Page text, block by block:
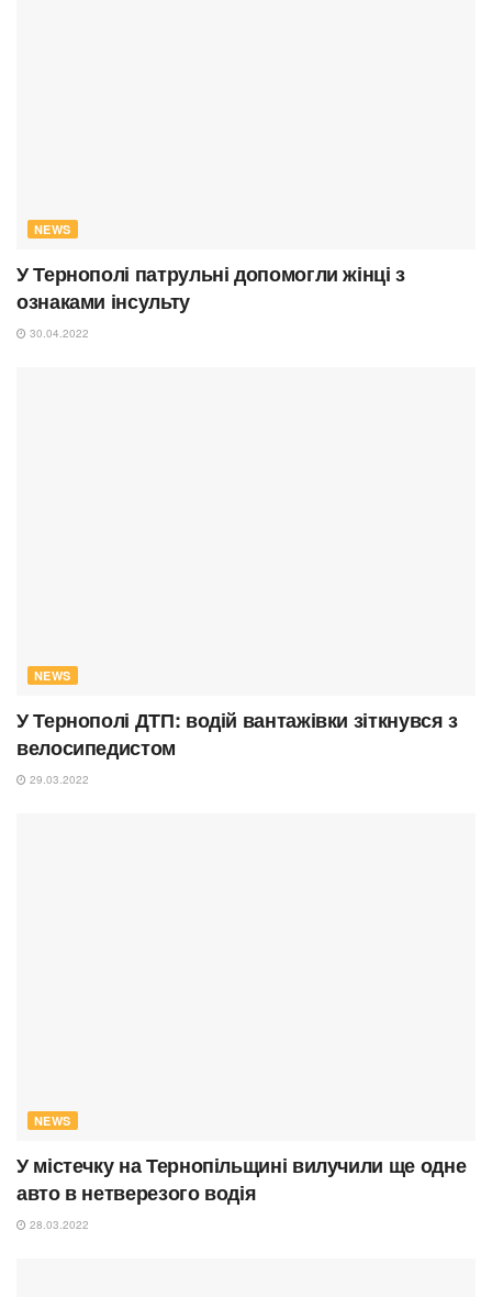
NEWS
У Тернополі патрульні допомогли жінці з
ознаками інсульту
30.04.2022
NEWS
У Тернополі ДТП: водій вантажівки зіткнувся з
велосипедистом
29.03.2022
NEWS
У містечку на Тернопільщині вилучили ще одне
авто в нетверезого водія
28.03.2022